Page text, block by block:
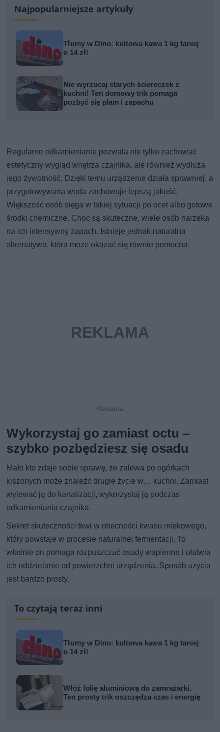
Najpopularniejsze artykuły
Tłumy w Dino: kultowa kawa 1 kg taniej
o 14 zł!
Nie wyrzucaj starych ściereczek z
kuchni! Ten domowy trik pomaga
pozbyć się plam i zapachu
Regularne odkamienianie pozwala nie tylko zachować
estetyczny wygląd wnętrza czajnika, ale również wydłuża
jego żywotność. Dzięki temu urządzenie działa sprawniej, a
przygotowywana woda zachowuje lepszą jakość.
Większość osób sięga w takiej sytuacji po ocet albo gotowe
środki chemiczne. Choć są skuteczne, wiele osób narzeka
na ich intensywny zapach. Istnieje jednak naturalna
alternatywa, która może okazać się równie pomocna.
Wykorzystaj go zamiast octu –
szybko pozbędziesz się osadu
Mało kto zdaje sobie sprawę, że zalewa po ogórkach
kiszonych może znaleźć drugie życie w… kuchni. Zamiast
wylewać ją do kanalizacji, wykorzystaj ją podczas
odkamieniania czajnika.
Sekret skuteczności tkwi w obecności kwasu mlekowego,
który powstaje w procesie naturalnej fermentacji. To
właśnie on pomaga rozpuszczać osady wapienne i ułatwia
ich oddzielanie od powierzchni urządzenia. Sposób użycia
jest bardzo prosty.
To czytają teraz inni
Tłumy w Dino: kultowa kawa 1 kg taniej
o 14 zł!
Włóż folię aluminiową do zamrażarki.
Ten prosty trik oszczędza czas i energię